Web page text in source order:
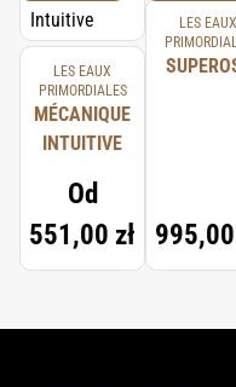
LES EAUX
PRIMORDIALES
MÉCANIQUE
INTUITIVE
Od
551,00 zł
LES EAUX
995,00